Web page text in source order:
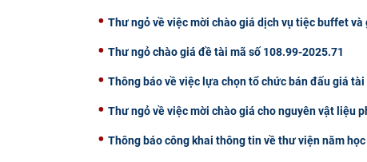
Thư ngỏ về việc mời chào giá dịch vụ tiệc buffet
Thư ngỏ chào giá đề tài mã số 108.99-2025.71
Thông báo về việc lựa chọn tổ chức bán đấu giá tài
Thư ngỏ về việc mời chào giá cho nguyên vật liệu
Thông báo công khai thông tin về thư viện năm